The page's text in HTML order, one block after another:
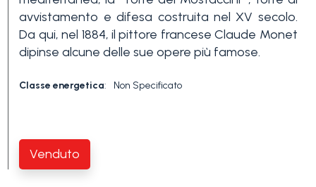
avvistamento e difesa costruita nel XV secolo.
Da qui, nel 1884, il pittore francese Claude Monet
dipinse alcune delle sue opere più famose.
Classe energetica: Non Specificato
Venduto